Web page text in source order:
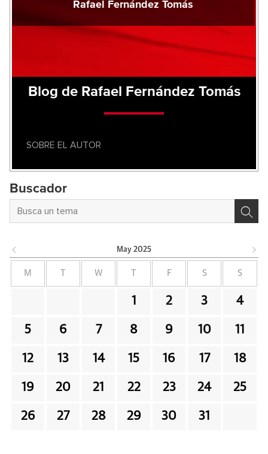
Rafael Fernández Tomás
Blog de Rafael Fernández Tomás
SOBRE EL AUTOR
Buscador
May 2025
M W F S S
1 2 3 4
5 6 7 8 9 10 11
12 13 14 15 16 17 18
19 20 21 22 23 24 25
26 27 28 29 30 31